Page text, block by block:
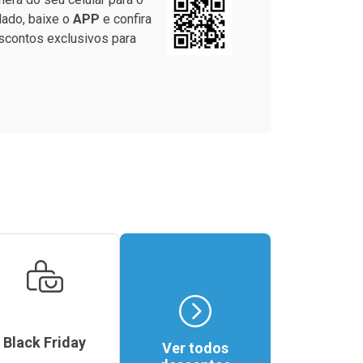
cada
cada
Por R$ 41,27/cada
Por R$ 41,27/cada
baixe o APP e confira
exclusivos para
Black Friday
Ver todos